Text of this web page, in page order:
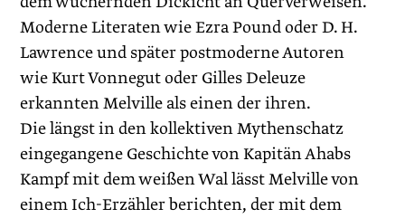
Moderne Literaten wie Ezra Pound oder D. H.
Lawrence und später postmoderne Autoren
wie Kurt Vonnegut oder Gilles Deleuze
erkannten Melville als einen der ihren.
Die längst in den kollektiven Mythenschatz
eingegangene Geschichte von Kapitän Ahabs
Kampf mit dem weißen Wal lässt Melville von
einem Ich-Erzähler berichten, der mit dem